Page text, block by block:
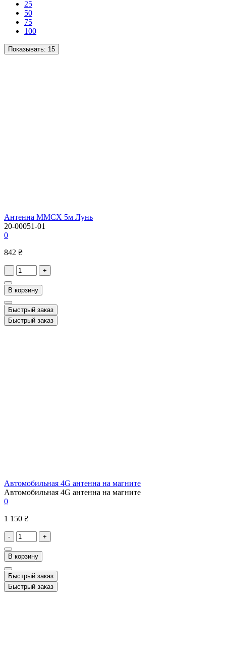
25
50
75
100
Показывать: 15
Антенна MMCX 5м Лунь
20-00051-01
0
842 ₴
- +
В корзину
Быстрый заказ
Быстрый заказ
Автомобильная 4G антенна на магните
Автомобильная 4G антенна на магните
0
1 150 ₴
- +
В корзину
Быстрый заказ
Быстрый заказ